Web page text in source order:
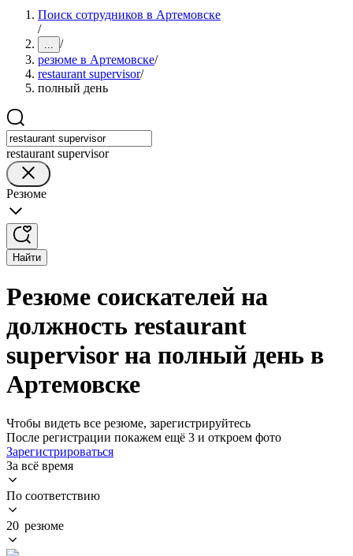
Поиск сотрудников в Артемовске
/
... /
резюме в Артемовске/
restaurant supervisor/
полный день
restaurant supervisor
Резюме
Найти
Резюме соискателей на
должность restaurant
supervisor на полный день в
Артемовске
Чтобы видеть все резюме, зарегистрируйтесь
После регистрации покажем ещё 3 и откроем фото
Зарегистрироваться
За всё время
По соответствию
20 резюме